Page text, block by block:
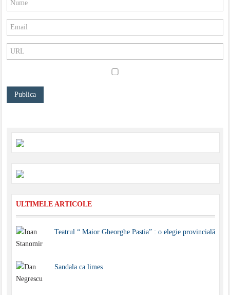
ULTIMELE ARTICOLE
Teatrul “ Maior Gheorghe Pastia” : o elegie provincială
Sandala ca limes